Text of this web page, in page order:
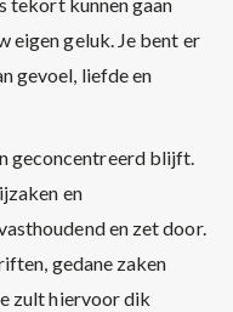
tekort kunnen gaan
eigen geluk. Je bent er
gevoel, liefde en
geconcentreerd blijft.
en
en zet door.
gedane zaken
zult hiervoor dik